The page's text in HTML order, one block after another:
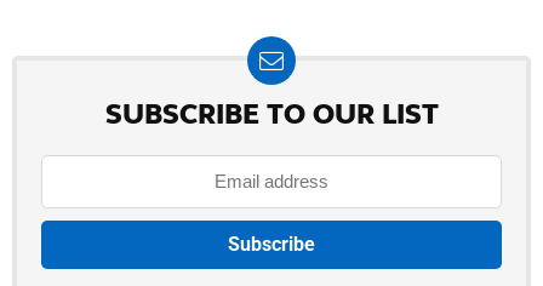
SUBSCRIBE TO OUR LIST